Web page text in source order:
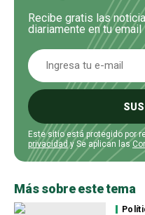
Recibe gratis las
diariamente en tu email
Este sitio está protegido por
privacidad y Se aplican las
Más sobre este tema